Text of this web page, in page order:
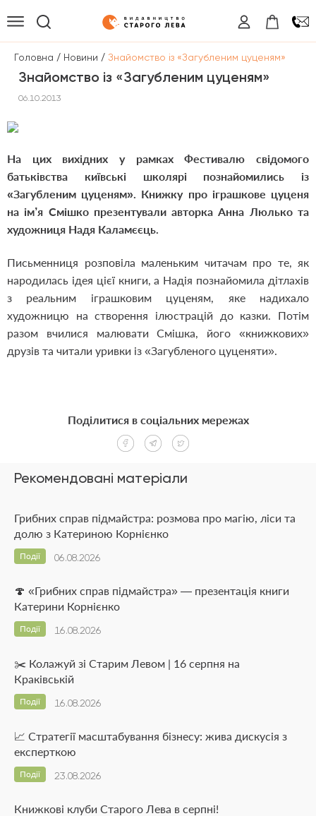
Головна / Новини / Знайомство із «Загубленим цуценям»
Знайомство із «Загубленим цуценям»
06.10.2013
На цих вихідних у рамках Фестивалю свідомого
батьківства київські школярі познайомились із
«Загубленим цуценям». Книжку про іграшкове цуценя
на ім’я Смішко презентували авторка Анна Люлько та
художниця Надя Каламєєць.
Письменниця розповіла маленьким читачам про те, як
народилась ідея цієї книги, а Надія познайомила дітлахів
з реальним іграшковим цуценям, яке надихало
художницю на створення ілюстрацій до казки. Потім
разом вчилися малювати Смішка, його «книжкових»
друзів та читали уривки із «Загубленого цуценяти».
Рекомендовані матеріали
Грибних справ підмайстра: розмова про магію, ліси та
долю з Катериною Корнієнко
06.08.2026
Події
🍄 «Грибних справ підмайстра» — презентація книги
Катерини Корнієнко
16.08.2026
Події
✂️ Колажуй зі Старим Левом | 16 серпня на
Краківській
16.08.2026
Події
📈 Стратегії масштабування бізнесу: жива дискусія з
експерткою
23.08.2026
Події
Книжкові клуби Старого Лева в серпні!
Поділитися в соціальних мережах